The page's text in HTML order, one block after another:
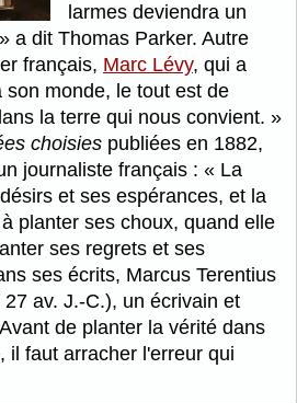
larmes deviendra un
a dit Thomas Parker. Autre
français, Marc Lévy, qui a
son monde, le tout est de
la terre qui nous convient.
choisies publiées en 1882,
journaliste français :
La
et ses espérances, et la
planter ses choux, quand elle
ses regrets et ses
ses écrits, Marcus Terentius
av. J.-C.), un écrivain et
Avant de planter la vérité dans
il faut arracher l'erreur qui